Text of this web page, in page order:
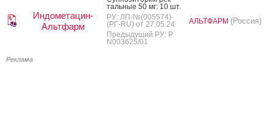
Индометацин-
Альтфарм
таль­ные 50 мг: 10 шт.
РУ: ЛП-№(005574)-
(РГ-RU) от 27.05.24
Предыдущий РУ: Р
N003625/01
АЛЬТФАРМ (Россия)
Реклама